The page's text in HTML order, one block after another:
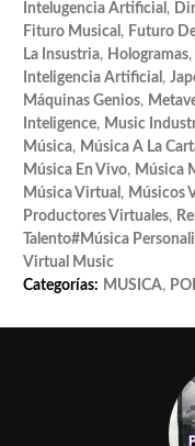
Intelugencia Artificial ,
Fituro Musical , Futuro
La Insustria, Hologramas,
Inteligencia Artificial ,
Máquinas Genios,
Inteligence, Music
Música, Música A La
Música En Vivo, Música
Música Virtual , Músicos
Productores Virtuales,
Talento#música
Virtual Music
Categorías: MUSICA,